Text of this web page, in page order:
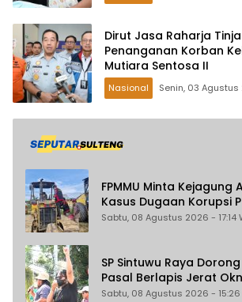
Dirut Jasa Raharja
Penanganan Korban
Mutiara Sentosa II
Nasional
FPMMU Minta Kejagung
Kasus Dugaan Korupsi
Morowali Utara
Sabtu, 08 Agustus 2026 - 17:14
SP Sintuwu Raya
Pasal Berlapis Jerat
Terlibat Dugaan
Sabtu, 08 Agustus 2026 - 15:26